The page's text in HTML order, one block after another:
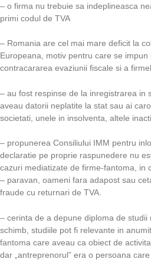
– o firma nu trebuie sa indeplineasca
primi codul de TVA
– Romania are cel mai mare deficit la
Europeana, motiv pentru care se
contracararea evaziunii fiscale si a
– au fost respinse de la inregistrarea in
aveau datorii neplatite la stat sau ai
societati, unele in insolventa, altele
– propunerea Consiliului IMM pentru
declaratie pe proprie raspunedere nu
cazuri mediatizate de firme-fantoma, in
– paravan, oameni fara adapost sau
fraude cu returnari de TVA.
– cerinta de a depune diploma de studii
schimb, studiile pot fi relevante in
fantoma care aveau ca obiect de
dar „antreprenorul” era o persoana